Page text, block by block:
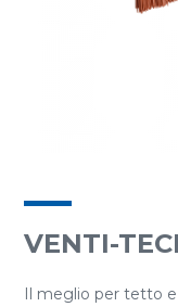
VENTI-
Il meglio per tetto